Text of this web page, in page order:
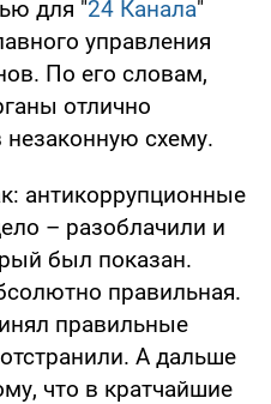
для "24 Канала"
управления
По его словам,
отлично
незаконную схему.
антикоррупционные
– разоблачили и
был показан.
правильная.
правильные
А дальше
что в кратчайшие